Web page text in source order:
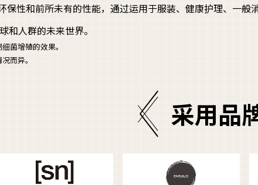
保性和前所未有的性能，通过运用于服装、健康护理、一
和人群的未来世界。
菌增殖的效果。
而异。
采用品